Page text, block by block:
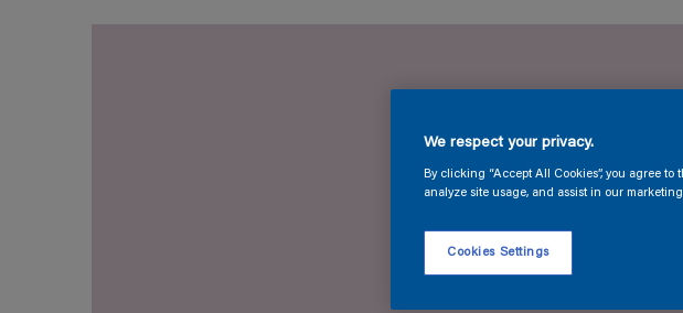
We respect your privacy.
By clicking “Accept All Cookies”, you agree
analyze site usage, and assist in our marketing
Cookies Settings